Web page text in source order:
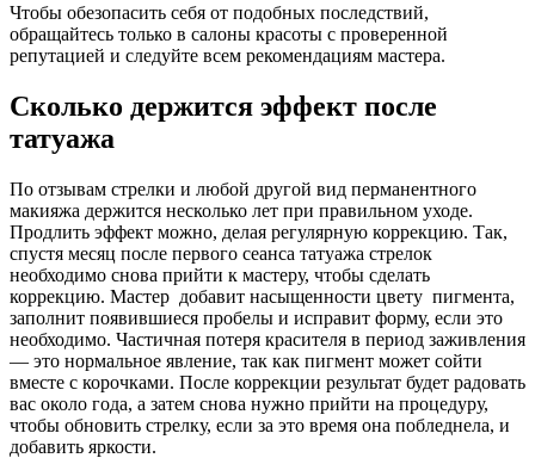
Чтобы обезопасить себя от подобных последствий,
обращайтесь только в салоны красоты с проверенной
репутацией и следуйте всем рекомендациям мастера.
Сколько держится эффект после
татуажа
По отзывам стрелки и любой другой вид перманентного
макияжа держится несколько лет при правильном уходе.
Продлить эффект можно, делая регулярную коррекцию. Так,
спустя месяц после первого сеанса татуажа стрелок
необходимо снова прийти к мастеру, чтобы сделать
коррекцию. Мастер добавит насыщенности цвету пигмента,
заполнит появившиеся пробелы и исправит форму, если это
необходимо. Частичная потеря красителя в период заживления
— это нормальное явление, так как пигмент может сойти
вместе с корочками. После коррекции результат будет радовать
вас около года, а затем снова нужно прийти на процедуру,
чтобы обновить стрелку, если за это время она побледнела, и
добавить яркости.